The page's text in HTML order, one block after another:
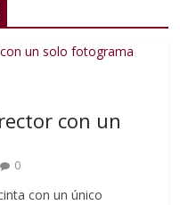
con un
0
con un único